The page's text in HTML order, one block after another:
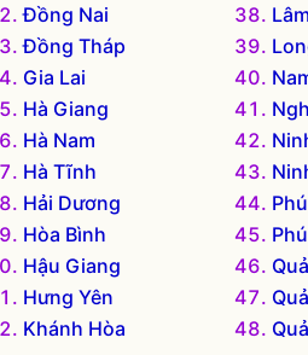
Đồng Nai
Đồng Tháp
Gia Lai
Hà Giang
Hà Nam
Hà Tĩnh
Hải Dương
Hòa Bình
Hậu Giang
Hưng Yên
Khánh Hòa